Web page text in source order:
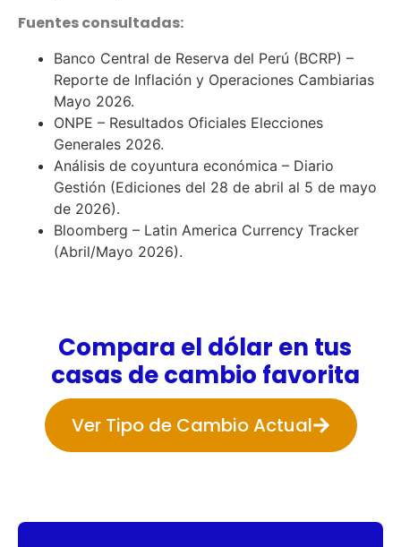
Fuentes consultadas:
Banco Central de Reserva del Perú (BCRP) –
Reporte de Inflación y Operaciones Cambiarias
Mayo 2026.
ONPE – Resultados Oficiales Elecciones
Generales 2026.
Análisis de coyuntura económica – Diario
Gestión (Ediciones del 28 de abril al 5 de mayo
de 2026).
Bloomberg – Latin America Currency Tracker
(Abril/Mayo 2026).
Compara el dólar en tus
casas de cambio favorita
Ver Tipo de Cambio Actual